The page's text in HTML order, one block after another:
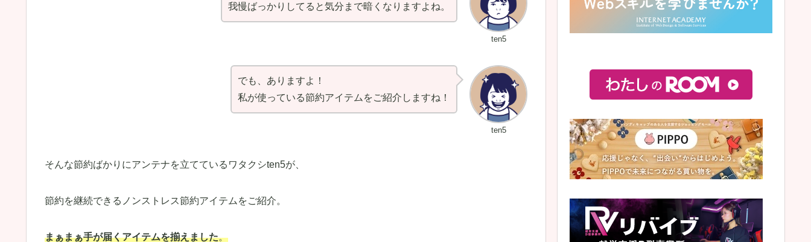
ten5
我慢ばっかりしてると気分まで暗くなりますよね。
ten5
でも、ありますよ！
私が使っている節約アイテムをご紹介しますね！
そんな節約ばかりにアンテナを立てているワタクシten5が、
節約を継続できるノンストレス節約アイテムをご紹介。
まぁまぁ手が届くアイテムを揃えました。